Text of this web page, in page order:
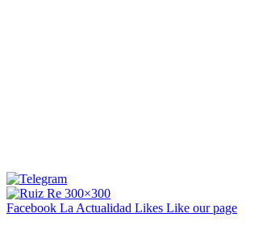
Facebook La Actualidad Likes Like our page